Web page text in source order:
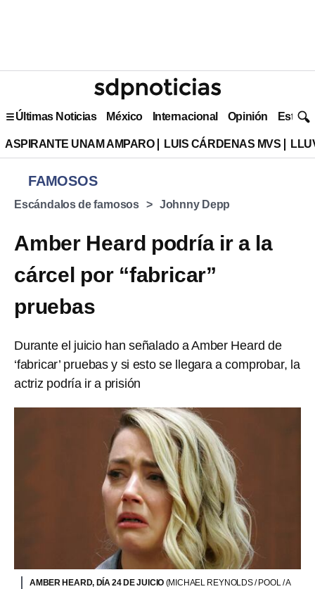
Últimas Noticias México Internacional Opinión Estilo
ASPIRANTE UNAM AMPARO LUIS CÁRDENAS MVS
FAMOSOS
Escándalos de famosos Johnny Depp
Amber Heard podría ir a la
cárcel por “fabricar”
pruebas
Durante el juicio han señalado a Amber Heard de
‘fabricar’ pruebas y si esto se llegara a comprobar, la
actriz podría ir a prisión
AMBER HEARD, DÍA 24 DE JUICIO (MICHAEL REYNOLDS / POOL / A